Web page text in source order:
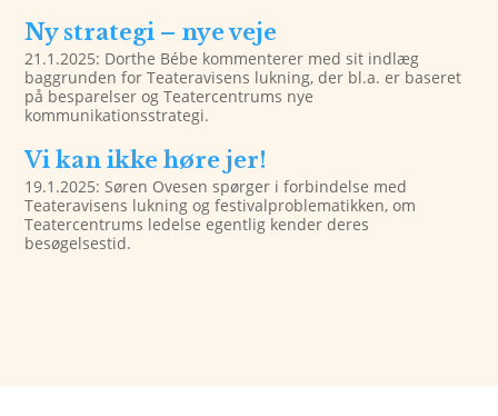
Ny strategi – nye veje
21.1.2025: Dorthe Bébe kommenterer med sit indlæg
baggrunden for Teateravisens lukning, der bl.a. er baseret
på besparelser og Teatercentrums nye
kommunikationsstrategi.
Vi kan ikke høre jer!
19.1.2025: Søren Ovesen spørger i forbindelse med
Teateravisens lukning og festivalproblematikken, om
Teatercentrums ledelse egentlig kender deres
besøgelsestid.